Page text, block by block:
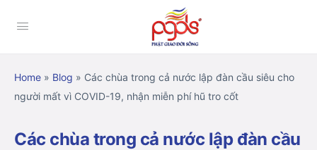
Home » Blog » Các chùa trong cả nước lập đàn cầu siêu cho
người mất vì COVID-19, nhận miễn phí hũ tro cốt
Các chùa trong cả nước lập đàn cầu